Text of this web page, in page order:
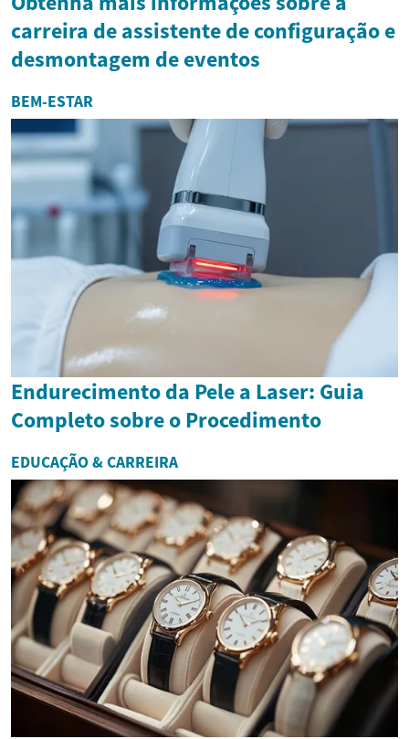
carreira de assistente de configuração e
desmontagem de eventos
BEM-ESTAR
Endurecimento da Pele a Laser: Guia
Completo sobre o Procedimento
EDUCAÇÃO & CARREIRA